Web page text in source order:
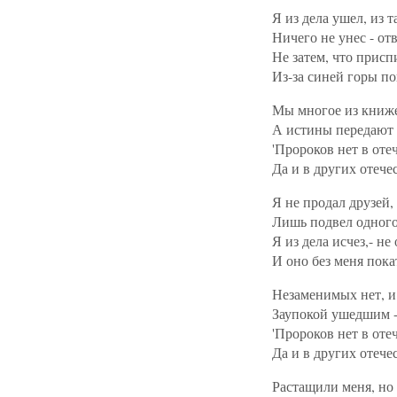
Я из дела ушел, из
Ничего не унес -
Не затем, что
Из-за синей горы
Мы многое из
А истины передают
'Пророков нет в
Да и в других
Я не продал
Лишь подвел
Я из дела исчез,-
И оно без меня
Незаменимых нет,
Заупокой ушедшим
'Пророков нет в
Да и в других
Растащили меня,